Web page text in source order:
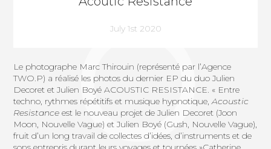
July 1st 2020
Le photographe Marc Thirouin (représenté par l’Agence
TWO.P) a réalisé les photos du dernier EP du duo Julien
Decoret et Julien Boyé ACOUSTIC RESISTANCE. « Entre
techno, rythmes répétitifs et musique hypnotique,Acoustic
Resistance est le nouveau projet de Julien Decoret (Joon
Moon, Nouvelle Vague) et Julien Boyé (Gush, Nouvelle Vague),
fruit d’un long travail de collectes d’idées, d’instruments et de